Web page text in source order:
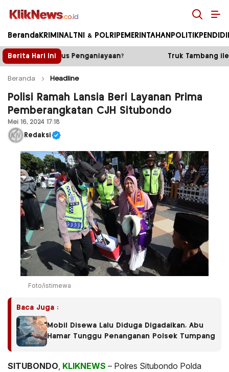
Kliknews.co.id
Beranda KRIMINAL TNI & POLRI PEMERINTAHAN POLITIK
Berita Hari Ini Truk Tambang ilegal Tumpahkan Batu,
Beranda Headline
Polisi Ramah Lansia Beri Layanan Prima
Pemberangkatan CJH Situbondo
Mei 16, 2024 17:18
Redaksi
Foto/istimewa
Baca Juga :
Mobil Disewa Lalu Diduga Digadaikan, Abu
Hamar Tunggu Penanganan Polsek Tumpang
SITUBONDO, KLIKNEWS – Polres Situbondo Polda